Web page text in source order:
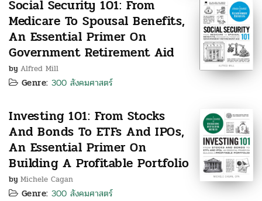
Social Security 101: From
Medicare To Spousal Benefits,
An Essential Primer On
Government Retirement Aid
by Alfred Mill
Genre: 300 สังคมศาสตร์
Investing 101: From Stocks
And Bonds To ETFs And IPOs,
An Essential Primer On
Building A Profitable Portfolio
by Michele Cagan
Genre: 300 สังคมศาสตร์